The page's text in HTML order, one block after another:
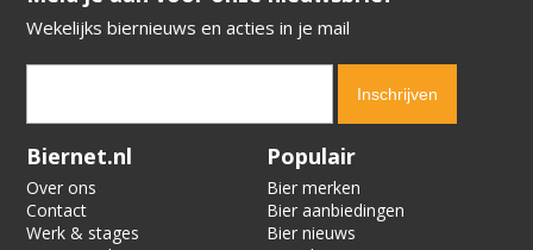
Wekelijks biernieuws en acties in je mail
Verification code:
Biernet.nl
Over ons
Contact
Werk & stages
Populair
Bier merken
Bier aanbiedingen
Bier nieuws